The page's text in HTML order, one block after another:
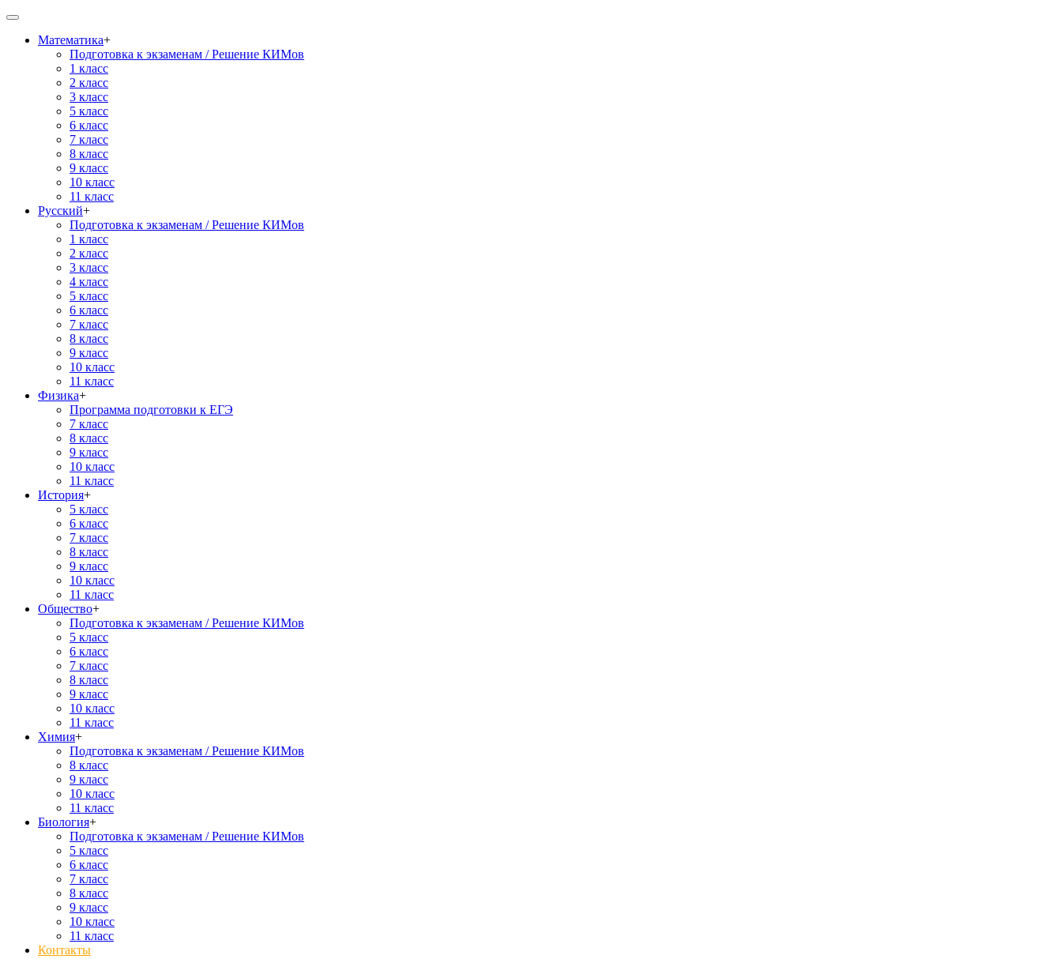
Математика+
Подготовка к экзаменам / Решение КИМов
1 класс
2 класс
3 класс
5 класс
6 класс
7 класс
8 класс
9 класс
10 класс
11 класс
Русский+
Подготовка к экзаменам / Решение КИМов
1 класс
2 класс
3 класс
4 класс
5 класс
6 класс
7 класс
8 класс
9 класс
10 класс
11 класс
Физика+
Программа подготовки к ЕГЭ
7 класс
8 класс
9 класс
10 класс
11 класс
История+
5 класс
6 класс
7 класс
8 класс
9 класс
10 класс
11 класс
Общество+
Подготовка к экзаменам / Решение КИМов
5 класс
6 класс
7 класс
8 класс
9 класс
10 класс
11 класс
Химия+
Подготовка к экзаменам / Решение КИМов
8 класс
9 класс
10 класс
11 класс
Биология+
Подготовка к экзаменам / Решение КИМов
5 класс
6 класс
7 класс
8 класс
9 класс
10 класс
11 класс
Контакты